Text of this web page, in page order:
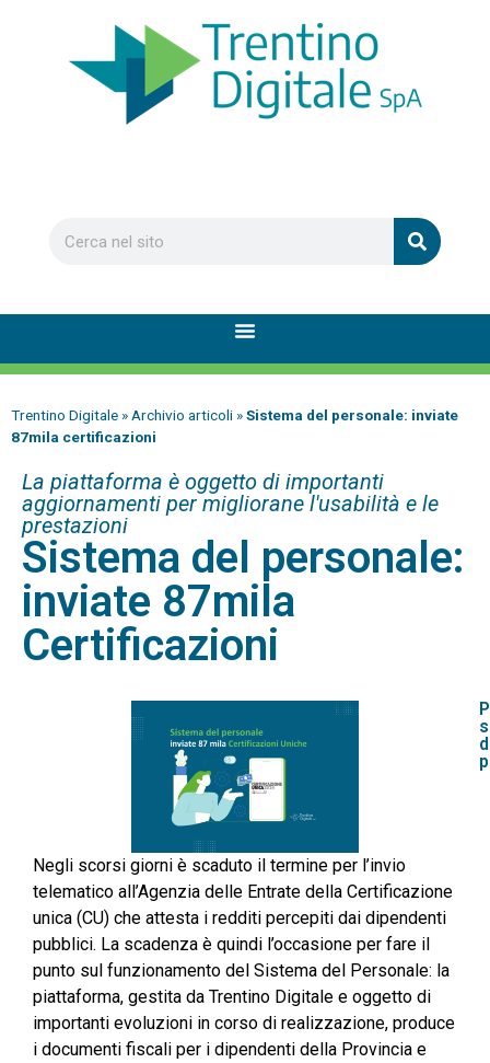
Trentino Digitale » Archivio articoli »Sistema del personale: inviate
87mila certificazioni
La piattaforma è oggetto di importanti
aggiornamenti per migliorane l'usabilità e le
prestazioni
Sistema del personale:
inviate 87mila
Certificazioni
Negli scorsi giorni è scaduto il termine per l’invio
telematico all’Agenzia delle Entrate della Certificazione
unica (CU) che attesta i redditi percepiti dai dipendenti
pubblici. La scadenza è quindi l’occasione per fare il
punto sul funzionamento del Sistema del Personale: la
piattaforma, gestita da Trentino Digitale e oggetto di
importanti evoluzioni in corso di realizzazione, produce
i documenti fiscali per i dipendenti della Provincia e